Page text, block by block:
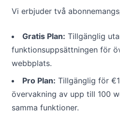
Vi erbjuder två
Gratis Plan: Tillgänglig
funktionsuppsättningen för
webbplats.
Pro Plan: Tillgänglig för
övervakning av upp till 100
samma funktioner.